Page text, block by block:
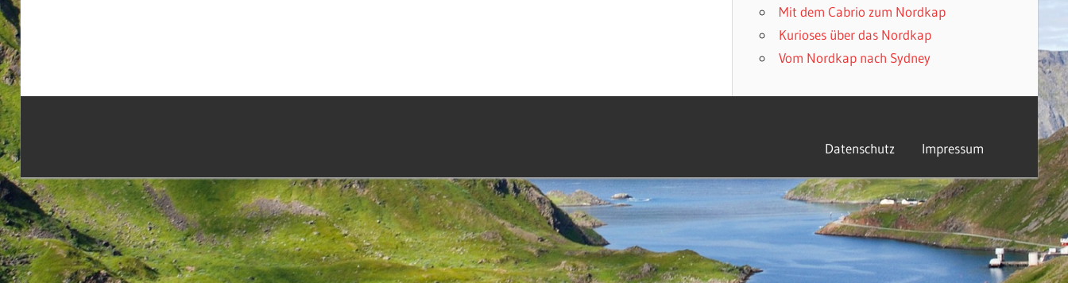
Mit dem Cabrio zum Nordkap
Kurioses über das Nordkap
Vom Nordkap nach Sydney
Datenschutz Impressum